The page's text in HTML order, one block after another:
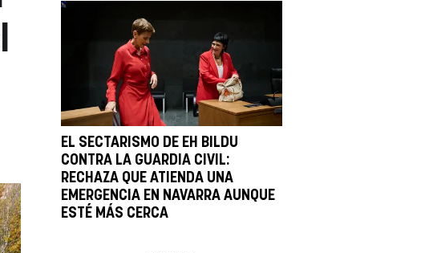
EL SECTARISMO DE EH BILDU
CONTRA LA GUARDIA CIVIL:
RECHAZA QUE ATIENDA UNA
EMERGENCIA EN NAVARRA AUNQUE
ESTÉ MÁS CERCA